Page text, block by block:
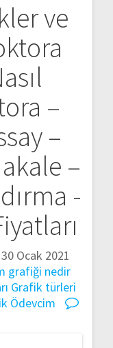
ve
–
–
–
-
30 Ocak 2021
grafiği nedir
Grafik türleri
Ödevcim